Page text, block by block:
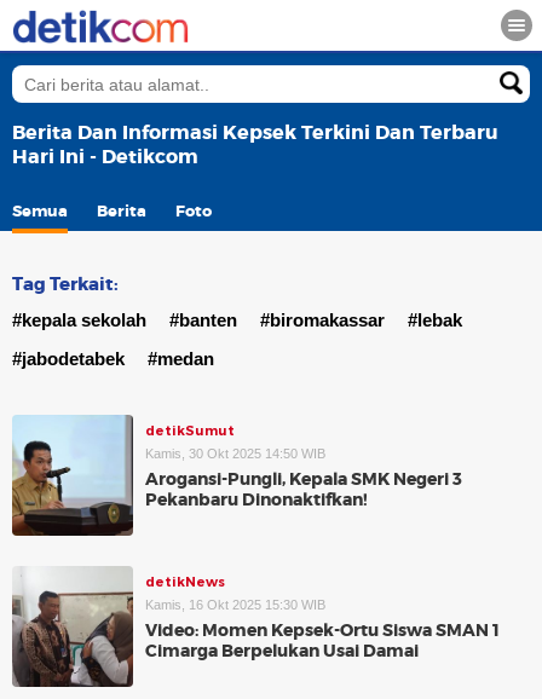
Berita Dan Informasi Kepsek Terkini Dan Terbaru
Hari Ini - Detikcom
Semua Berita Foto
Tag Terkait:
#kepala sekolah #banten #biromakassar
#lebak
#jabodetabek
#medan
detikSumut
Kamis, 30 Okt 2025 14:50 WIB
Arogansi-Pungli, Kepala SMK Negeri 3
Pekanbaru Dinonaktifkan!
detikNews
Kamis, 16 Okt 2025 15:30 WIB
Video: Momen Kepsek-Ortu Siswa SMAN 1
Cimarga Berpelukan Usai Damai